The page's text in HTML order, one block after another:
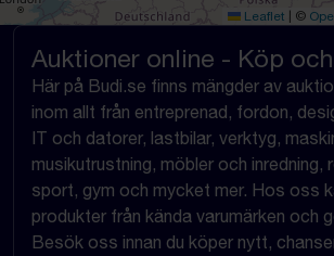
Leaflet | ©
Auktioner online - Köp
Här på Budi.se finns mängder av
inom allt från entreprenad, fordon,
IT och datorer, lastbilar, verktyg,
musikutrustning, möbler och inredning,
sport, gym och mycket mer. Hos oss
produkter från kända varumärken och
Besök oss innan du köper nytt,